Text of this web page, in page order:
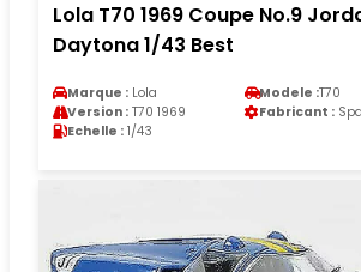
Lola T70 1969 Coupe No.9
Daytona 1/43 Best
Marque : Lola Modele :T70
Version : T70 1969 Fabricant :
Echelle : 1/43